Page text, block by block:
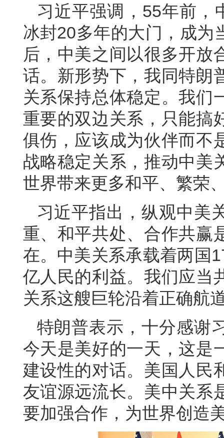
习近平强调，55年前，
冰封20多年的大门，成为
后，中美之间以很多开放
话。新形势下，我同特朗
关系保持总体稳定。我们
重要的双边关系，只能搞
俱伤，应该成为伙伴而不
战略稳定关系，推动中美
世界带来更多和平、繁荣
习近平指出，纵观中美
重、和平共处、合作共赢
在。中美关系承载着两国
亿人民的利益。我们应当
关系这艘巨轮沿着正确航
特朗普表示，十分感谢
今天是美好的一天，这是
建设性的对话。美国人民
友谊源远流长。美中关系
要加强合作，为世界创造